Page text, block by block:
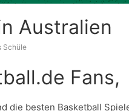
Australien
Schüle
Fans,
die besten Basketball